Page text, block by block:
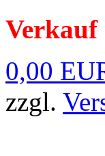
Verkauf
0,00
zzgl.